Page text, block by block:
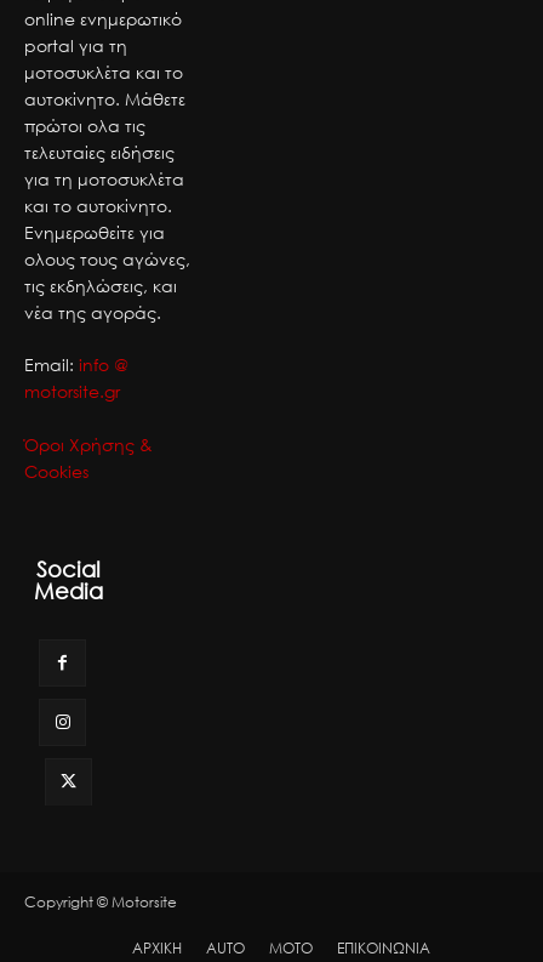
online ενημερωτικό
portal για τη
μοτοσυκλέτα και το
αυτοκίνητο. Μάθετε
πρώτοι ολα τις
τελευταίες ειδήσεις
για τη μοτοσυκλέτα
και το αυτοκίνητο.
Ενημερωθείτε για
ολους τους αγώνες,
τις εκδηλώσεις, και
νέα της αγοράς.
Email: info @
motorsite.gr
Όροι Χρήσης &
Cookies
Social
Media
Copyright © Motorsite
ΑΡΧΙΚΗ AUTO MOTO ΕΠΙΚΟΙΝΩΝΙΑ